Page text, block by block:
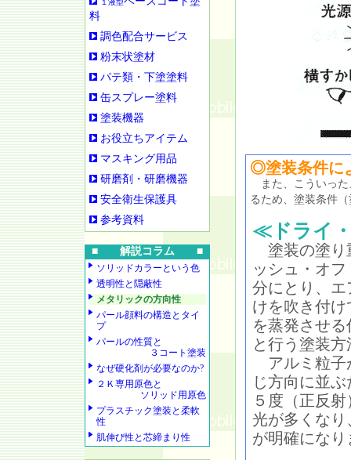
１液型
料
調色配合サービス
粉末状塗材
パテ類・下塗塗料
缶スプレー塗料
塗装機器
お役立ちアイテム
マスキング用品
研磨剤・研磨機器
安全衛生保護具
参考資料
■ 解説コラム ■
ソリッドカラーという色
透明性と隠蔽性
メタリックの方向性
パール顔料の構造とタイ
プ
パールの性質と
３コート塗装
なぜ硬化剤が必要なのか?
２Ｋ専用原色と
ソリッド用原色
プラスチック塗装と柔軟
性
肌伸び性と芯締まり性
◎塗装条件に
また、こういった
るため、塗装条件
≪ドライ
塗装の塗り
ッシュ・オ
分にとり、
けを吹き付
を蒸発させ
と行う塗装方
アルミ粒子
じ方向に並
５度（正反
光が多くな
が明確になり